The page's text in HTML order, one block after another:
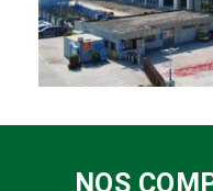
NOS